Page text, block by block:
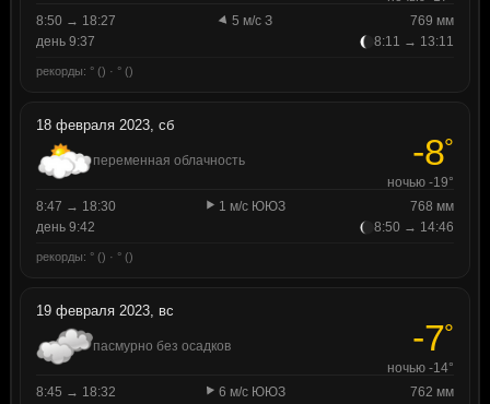
8:50 → 18:27
5 м/с З
769 мм
день 9:37
8:11 → 13:11
рекорды: ° () · ° ()
18 февраля 2023, сб
переменная облачность -8°
ночью -19°
8:47 → 18:30
1 м/с ЮЮЗ
768 мм
день 9:42
8:50 → 14:46
рекорды: ° () · ° ()
19 февраля 2023, вс
пасмурно без осадков -7°
ночью -14°
8:45 → 18:32
6 м/с ЮЮЗ
762 мм